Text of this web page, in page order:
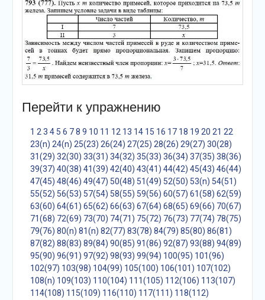
Перейти к упражнению
1 2 3 4 5 6 7 8 9 10 11 12 13 14 15 16 17 18 19 20 21 22
23(n) 24(n) 25(23) 26(24) 27(25) 28(26) 29(27) 30(28)
31(29) 32(30) 33(31) 34(32) 35(33) 36(34) 37(35) 38(36)
39(37) 40(38) 41(39) 42(40) 43(41) 44(42) 45(43) 46(44)
47(45) 48(46) 49(47) 50(48) 51(49) 52(50) 53(n) 54(51)
55(52) 56(53) 57(54) 58(55) 59(56) 60(57) 61(58) 62(59)
63(60) 64(61) 65(62) 66(63) 67(64) 68(65) 69(66) 70(67)
71(68) 72(69) 73(70) 74(71) 75(72) 76(73) 77(74) 78(75)
79(76) 80(n) 81(n) 82(77) 83(78) 84(79) 85(80) 86(81)
87(82) 88(83) 89(84) 90(85) 91(86) 92(87) 93(88) 94(89)
95(90) 96(91) 97(92) 98(93) 99(94) 100(95) 101(96)
102(97) 103(98) 104(99) 105(100) 106(101) 107(102)
108(n) 109(103) 110(104) 111(105) 112(106) 113(107)
114(108) 115(109) 116(110) 117(111) 118(112)